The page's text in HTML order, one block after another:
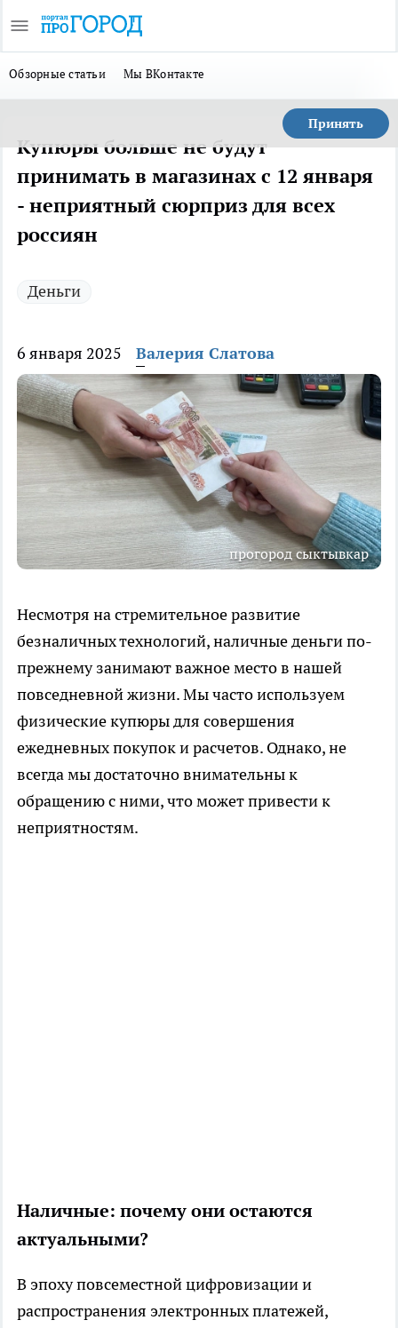
Обзорные статьи Мы ВКонтакте
Принять
Купюры больше не будут
принимать в магазинах с 12 января
- неприятный сюрприз для всех
россиян
Деньги
6 января 2025 Валерия Слатова
прогород сыктывкар
Несмотря на стремительное развитие
безналичных технологий, наличные деньги по-
прежнему занимают важное место в нашей
повседневной жизни. Мы часто используем
физические купюры для совершения
ежедневных покупок и расчетов. Однако, не
всегда мы достаточно внимательны к
обращению с ними, что может привести к
неприятностям.
Наличные: почему они остаются
актуальными?
В эпоху повсеместной цифровизации и
распространения электронных платежей,